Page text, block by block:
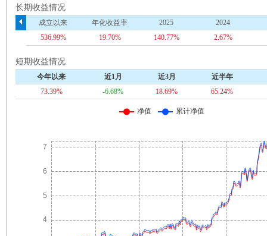
长期收益情况
成立以来
536.99%
年化收益率
19.70%
2025
140.77%
2024
2.67%
短期收益情况
今年以来 近1月 近3月
近半年
73.39%
-6.68% 18.69% 65.24%